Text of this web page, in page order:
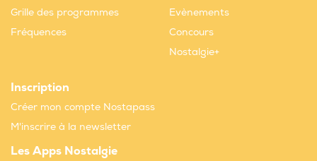
Grille des programmes
Fréquences
Evènements
Concours
Nostalgie+
Inscription
Créer mon compte Nostapass
M'inscrire à la newsletter
Les Apps Nostalgie